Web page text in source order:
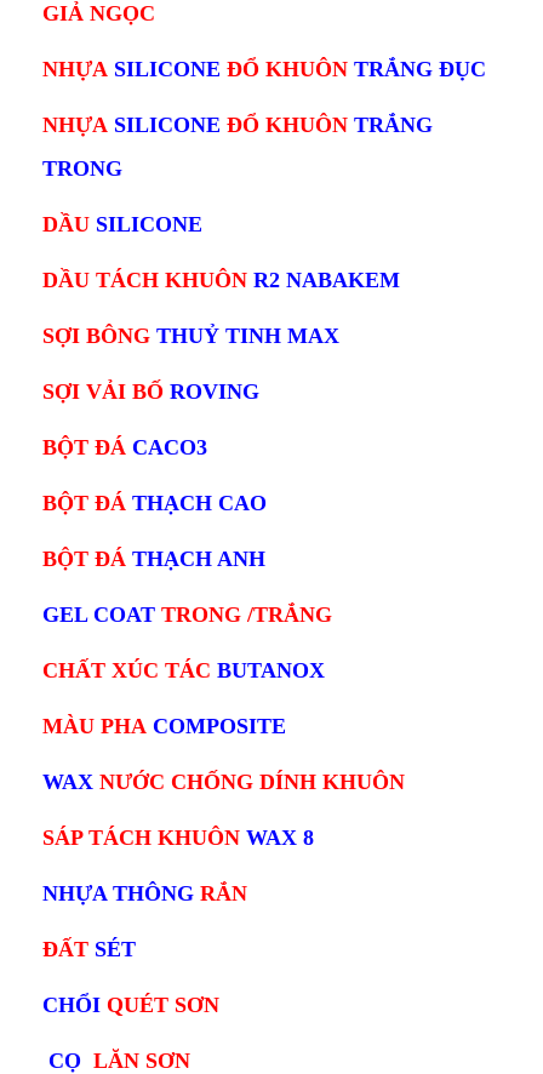
GIẢ NGỌC
NHỰA SILICONE ĐỔ KHUÔN TRẮNG ĐỤC
NHỰA SILICONE ĐỔ KHUÔN TRẮNG
TRONG
DẦU SILICONE
DẦU TÁCH KHUÔN R2 NABAKEM
SỢI BÔNG THUỶ TINH MAX
SỢI VẢI BỐ ROVING
BỘT ĐÁ CACO3
BỘT ĐÁ THẠCH CAO
BỘT ĐÁ THẠCH ANH
GEL COAT TRONG /TRẮNG
CHẤT XÚC TÁC BUTANOX
MÀU PHA COMPOSITE
WAX NƯỚC CHỐNG DÍNH KHUÔN
SÁP TÁCH KHUÔN WAX 8
NHỰA THÔNG RẮN
ĐẤT SÉT
CHỔI QUÉT SƠN
CỌ LĂN SƠN